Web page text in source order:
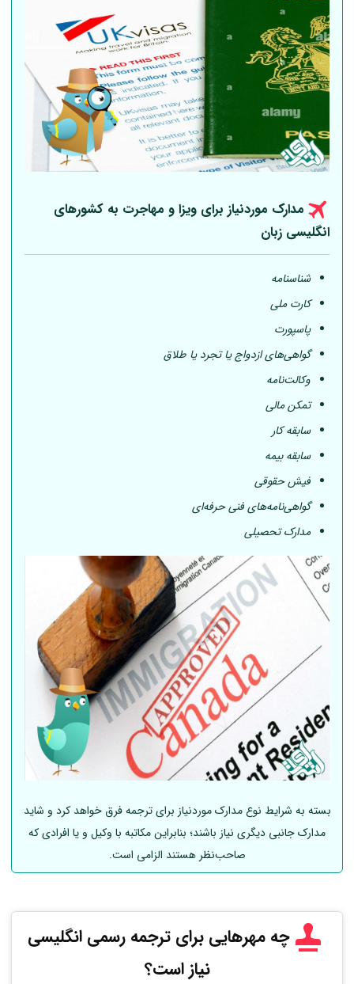
مدارک موردنیاز برای ویزا و مهاجرت به کشورهای
انگلیسی زبان
شناسنامه
کارت ملی
پاسپورت
گواهی‌های ازدواج یا تجرد یا طلاق
وکالت‌نامه
تمکن مالی
سابقه کار
سابقه بیمه
فیش حقوقی
گواهی‌نامه‌های فنی حرفه‌ای
مدارک تحصیلی
بسته به شرایط نوع مدارک موردنیاز برای ترجمه فرق خواهد کرد و شاید
مدارک جانبی دیگری نیاز باشند؛ بنابراین مکاتبه با وکیل و یا افرادی که
صاحب‌نظر هستند الزامی است.
چه مهرهایی برای ترجمه رسمی انگلیسی
نیاز است؟